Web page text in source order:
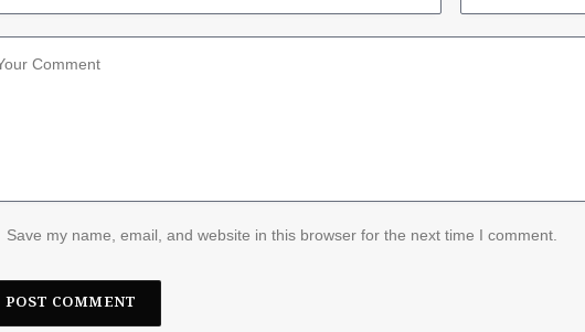
Save my name, email, and website in this browser for the next time I comment.